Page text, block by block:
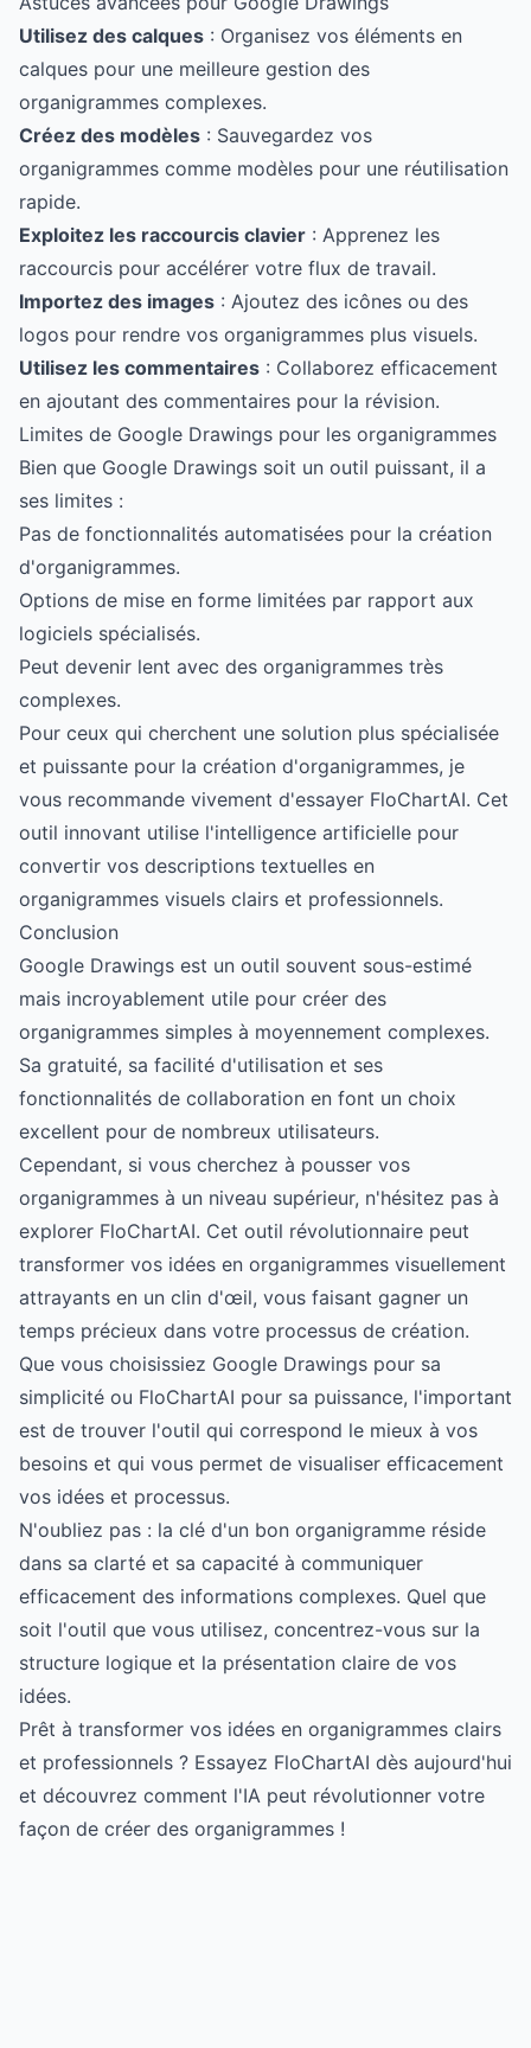
Utilisez des calques : Organisez vos éléments en
calques pour une meilleure gestion des
organigrammes complexes.
Créez des modèles : Sauvegardez vos
organigrammes comme modèles pour une réutilisation
rapide.
Exploitez les raccourcis clavier : Apprenez les
raccourcis pour accélérer votre flux de travail.
Importez des images : Ajoutez des icônes ou des
logos pour rendre vos organigrammes plus visuels.
Utilisez les commentaires : Collaborez efficacement
en ajoutant des commentaires pour la révision.
Limites de Google Drawings pour les organigrammes
Bien que Google Drawings soit un outil puissant, il a
ses limites :
Pas de fonctionnalités automatisées pour la création
d'organigrammes.
Options de mise en forme limitées par rapport aux
logiciels spécialisés.
Peut devenir lent avec des organigrammes très
complexes.
Pour ceux qui cherchent une solution plus spécialisée
et puissante pour la création d'organigrammes, je
vous recommande vivement d'essayer FloChartAI. Cet
outil innovant utilise l'intelligence artificielle pour
convertir vos descriptions textuelles en
organigrammes visuels clairs et professionnels.
Conclusion
Google Drawings est un outil souvent sous-estimé
mais incroyablement utile pour créer des
organigrammes simples à moyennement complexes.
Sa gratuité, sa facilité d'utilisation et ses
fonctionnalités de collaboration en font un choix
excellent pour de nombreux utilisateurs.
Cependant, si vous cherchez à pousser vos
organigrammes à un niveau supérieur, n'hésitez pas à
explorer FloChartAI. Cet outil révolutionnaire peut
transformer vos idées en organigrammes visuellement
attrayants en un clin d'œil, vous faisant gagner un
temps précieux dans votre processus de création.
Que vous choisissiez Google Drawings pour sa
simplicité ou FloChartAI pour sa puissance, l'important
est de trouver l'outil qui correspond le mieux à vos
besoins et qui vous permet de visualiser efficacement
vos idées et processus.
N'oubliez pas : la clé d'un bon organigramme réside
dans sa clarté et sa capacité à communiquer
efficacement des informations complexes. Quel que
soit l'outil que vous utilisez, concentrez-vous sur la
structure logique et la présentation claire de vos
idées.
Prêt à transformer vos idées en organigrammes clairs
et professionnels ? Essayez FloChartAI dès aujourd'hui
et découvrez comment l'IA peut révolutionner votre
façon de créer des organigrammes !